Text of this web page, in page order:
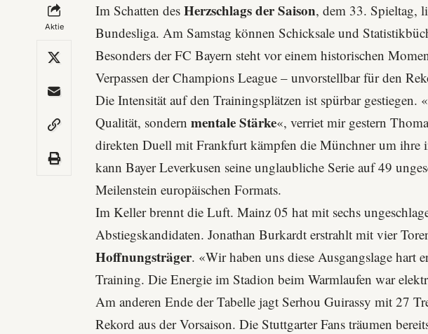
Aktie
Im Schatten desHerzschlags der Saison, dem 33. Spieltag,
Bundesliga. Am Samstag können Schicksale und
Besonders der FC Bayern steht vor einem historischen
Verpassen der Champions League – unvorstellbar für den
Die Intensität auf den Trainingsplätzen ist spürbar gestiegen.
Qualität, sondernmentale Stärke«, verriet mir gestern
direkten Duell mitFrankfurt kämpfen die Münchner um ihre
kannBayer Leverkusen seine unglaubliche Serie auf 49
Meilenstein europäischen Formats.
Im Keller brennt die Luft.Mainz 05 hat mit sechs
Abstiegskandidaten. Jonathan Burkardt erstrahlt mit vier
Hoffnungsträger. «Wir haben uns diese Ausgangslage hart
Training. Die Energie im Stadion beim Warmlaufen war
Am anderen Ende der Tabelle jagt Serhou Guirassy mit 27
Rekord aus der Vorsaison. DieStuttgarterFans träumen